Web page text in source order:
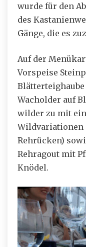
wurde für den
des
Gänge, die es
Auf der
Vorspeise
Wacholder auf
wilder zu mit
Wildvariationen
Rehrücken)
Rehragout mit
Knödel.